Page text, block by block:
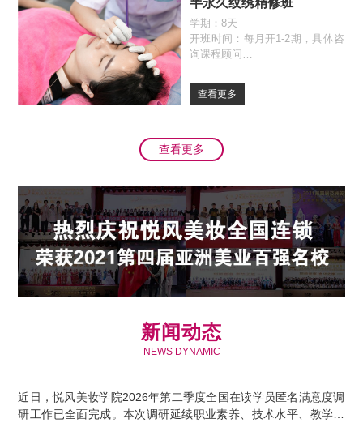
学期：8天
开班时间：每月开1-2期，具体咨
询课程顾问
查看更多
查看更多
新闻动态
NEWS DYNAMIC
近日，悦风美妆学院2026年第二季度全国在读学员匿名满意度调
研工作已全面完成。本次调研延续职业素养、技术水平、教学能